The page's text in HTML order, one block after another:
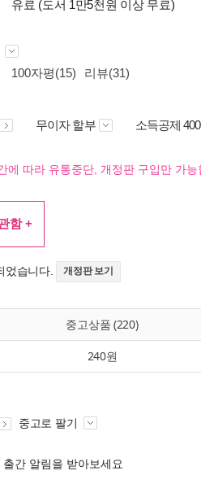
유료 (도서 1만5천원 이상 무료)
100자평(15) 리뷰(31)
무이자 할부 소득공제
에 따라 유통중단, 개정판 구입만 가능
함 +
었습니다. 개정판 보기
중고상품 (220)
240원
중고로 팔기
간 알림을 받아보세요